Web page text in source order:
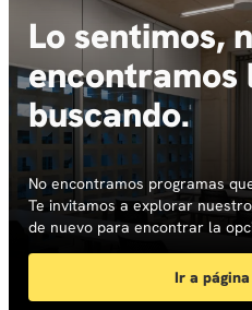
Lo sentimos,
encontramos
buscando.
No encontramos programas
Te invitamos a explorar
de nuevo para encontrar la
Ir a
.
ia
3.
4.
diplomado
5.
global english program
.
inglés
.
liderazgo
8.
música
9